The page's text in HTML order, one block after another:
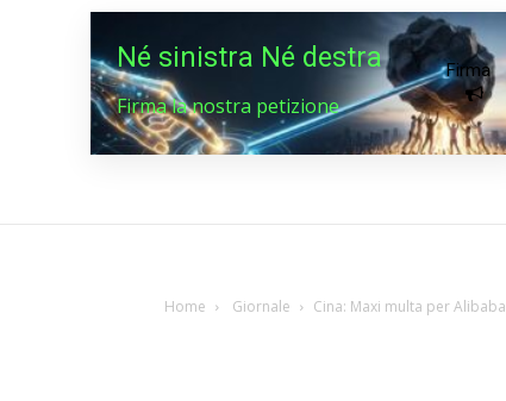
Né sinistra Né destra
Firma la nostra petizione
Firma
Home Giornale Cina: Maxi multa per Alibaba